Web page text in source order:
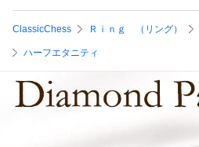
ClassicChess Ｒｉｎｇ （リング）
ハーフエタニティ